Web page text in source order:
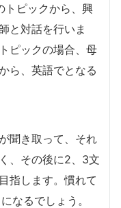
トピックから、興
と対話を行いま
ピックの場合、母
ら、英語でとなる
聞き取って、それ
、その後に2、3文
指します。慣れて
なるでしょう。